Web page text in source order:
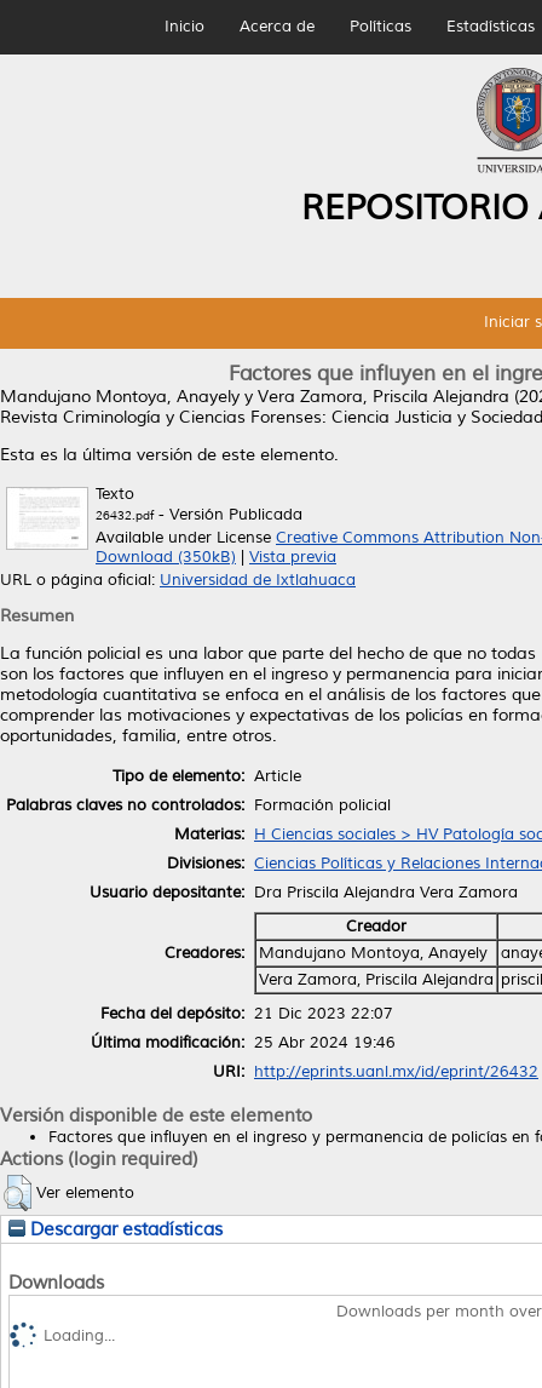
Inicio Acerca de Políticas Estadísticas
Iniciar
Factores que influyen en el
Mandujano Montoya, Anayely y Vera Zamora, Priscila Alejandra
Revista Criminología y Ciencias Forenses: Ciencia Justicia y
Esta es la última versión de este elemento.
Texto
26432.pdf- Versión Publicada
Available under License Creative Commons Attribution
Download (350kB)
Vista previa
URL o página oficial: Universidad de Ixtlahuaca
Resumen
La función policial es una labor que parte del hecho de que no
son los factores que influyen en el ingreso y permanencia para
metodología cuantitativa se enfoca en el análisis de los factores
comprender las motivaciones y expectativas de los policías en
oportunidades, familia, entre otros.
Tipo de elemento: Article
Palabras claves no controlados: Formación policial
Materias: H Ciencias sociales > HV Patología
Divisiones: Ciencias Políticas y Relaciones
Usuario depositante: Dra Priscila Alejandra Vera Zamora
Creadores:
Creador
Mandujano Montoya, Anayely
Vera Zamora, Priscila Alejandra
Fecha del depósito: 21 Dic 2023 22:07
Última modificación: 25 Abr 2024 19:46
URI: http://eprints.uanl.mx/id/eprint/26432
Versión disponible de este elemento
Factores que influyen en el ingreso y permanencia de policías
Actions (login required)
Ver elemento
Descargar estadísticas
Downloads
Downloads per month
Loading...